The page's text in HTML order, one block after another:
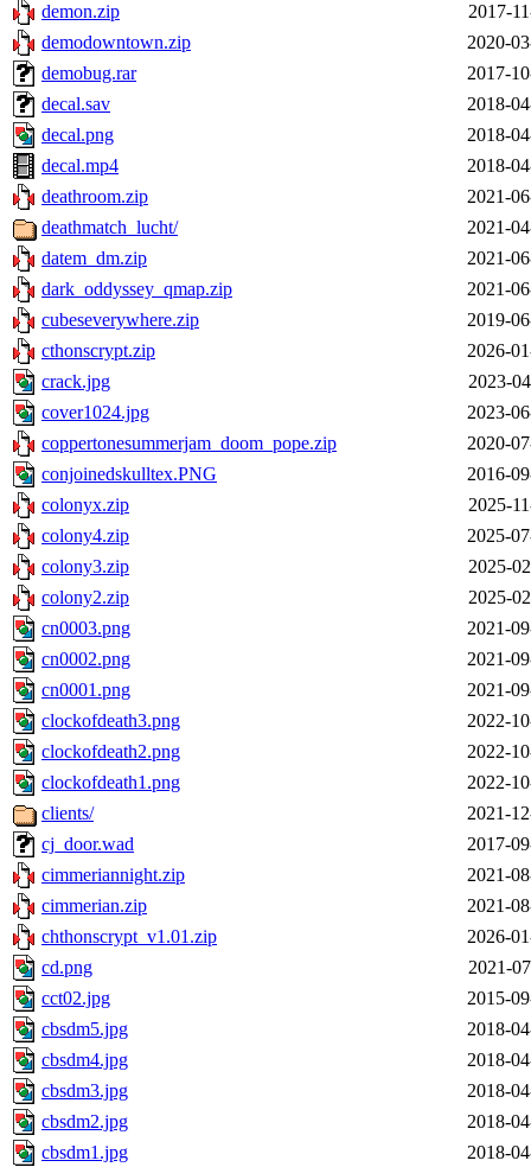
demon.zip
2017-
demodowntown.zip
2020-
demobug.rar
2017-
decal.sav
2018-
decal.png
2018-
decal.mp4
2018-
deathroom.zip
2021-
deathmatch_lucht/
2021-
datem_dm.zip
2021-
dark_oddyssey_qmap.zip
2021-
cubeseverywhere.zip
2019-
cthonscrypt.zip
2026-
crack.jpg
2023-
cover1024.jpg
2023-
coppertonesummerjam_doom_pope.zip
2020-
conjoinedskulltex.PNG
2016-
colonyx.zip
2025-
colony4.zip
2025-
colony3.zip
2025-
colony2.zip
2025-
cn0003.png
2021-
cn0002.png
2021-
cn0001.png
2021-
clockofdeath3.png
2022-
clockofdeath2.png
2022-
clockofdeath1.png
2022-
clients/
2021-
cj_door.wad
2017-
cimmeriannight.zip
2021-
cimmerian.zip
2021-
chthonscrypt_v1.01.zip
2026-
cd.png
2021-
cct02.jpg
2015-
cbsdm5.jpg
2018-
cbsdm4.jpg
2018-
cbsdm3.jpg
2018-
cbsdm2.jpg
2018-
cbsdm1.jpg
2018-